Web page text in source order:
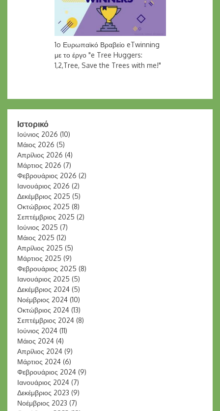
1o Ευρωπαϊκό Βραβείο eTwinning
με το έργο "e Tree Huggers:
1,2,Tree, Save the Trees with me!"
Ιστορικό
Ιούνιος 2026 (10)
Μάιος 2026 (5)
Απρίλιος 2026 (4)
Μάρτιος 2026 (7)
Φεβρουάριος 2026 (2)
Ιανουάριος 2026 (2)
Δεκέμβριος 2025 (5)
Οκτώβριος 2025 (8)
Σεπτέμβριος 2025 (2)
Ιούνιος 2025 (7)
Μάιος 2025 (12)
Απρίλιος 2025 (5)
Μάρτιος 2025 (9)
Φεβρουάριος 2025 (8)
Ιανουάριος 2025 (5)
Δεκέμβριος 2024 (5)
Νοέμβριος 2024 (10)
Οκτώβριος 2024 (13)
Σεπτέμβριος 2024 (8)
Ιούνιος 2024 (11)
Μάιος 2024 (4)
Απρίλιος 2024 (9)
Μάρτιος 2024 (6)
Φεβρουάριος 2024 (9)
Ιανουάριος 2024 (7)
Δεκέμβριος 2023 (9)
Νοέμβριος 2023 (7)